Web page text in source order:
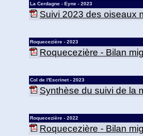
La Cerdagne - Eyne - 2023
Suivi 2023 des oiseaux
Roquecezière - 2023
Roquecezière - Bilan
Col de l'Escrinet - 2023
Synthèse du suivi de la
Roquecezière - 2022
Roquecezière - Bilan